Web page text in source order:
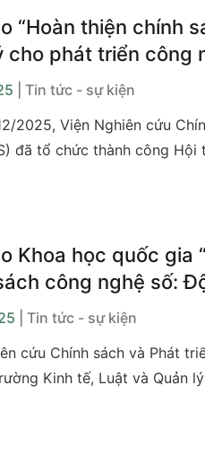
“Hoàn thiện chính
cho phát triển công
| Tin tức - sự kiện
2025, Viện Nghiên cứu
đã tổ chức thành công Hội
Khoa học quốc gia
công nghệ số:
trong kỷ nguyên
| Tin tức - sự kiện
cứu Chính sách và Phát
Kinh tế, Luật và Quản